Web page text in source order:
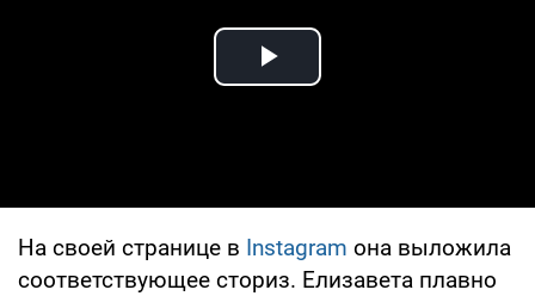
Play Video
На своей странице в Instagram она выложила
соответствующее сториз. Елизавета плавно